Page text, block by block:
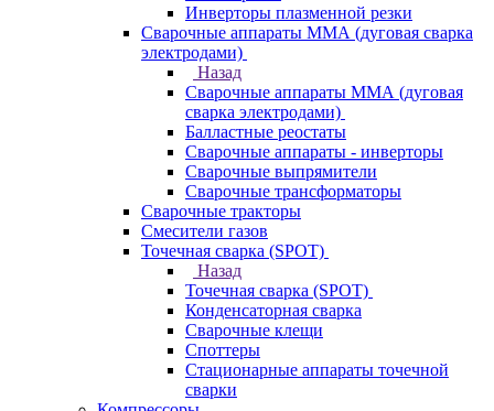
Инверторы плазменной резки
Сварочные аппараты ММА (дуговая сварка
электродами)
Назад
Сварочные аппараты ММА (дуговая
сварка электродами)
Балластные реостаты
Сварочные аппараты - инверторы
Сварочные выпрямители
Сварочные трансформаторы
Сварочные тракторы
Смесители газов
Точечная сварка (SPOT)
Назад
Точечная сварка (SPOT)
Конденсаторная сварка
Сварочные клещи
Споттеры
Стационарные аппараты точечной
сварки